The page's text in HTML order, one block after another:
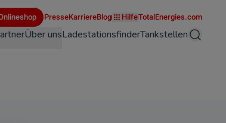
Über unsLadestationsfinderTankstellen Suche
PresseKarriereBlog HilfeTotalEnergies.com